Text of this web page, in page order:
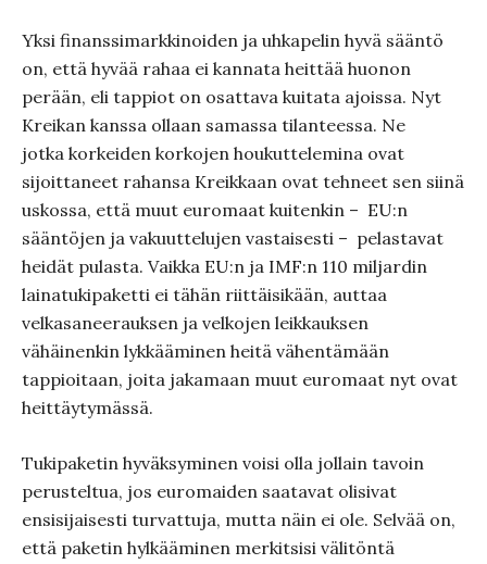
Yksi finanssimarkkinoiden ja uhkapelin hyvä sääntö
on, että hyvää rahaa ei kannata heittää huonon
perään, eli tappiot on osattava kuitata ajoissa. Nyt
Kreikan kanssa ollaan samassa tilanteessa. Ne
jotka korkeiden korkojen houkuttelemina ovat
sijoittaneet rahansa Kreikkaan ovat tehneet sen siinä
uskossa, että muut euromaat kuitenkin – EU:n
sääntöjen ja vakuuttelujen vastaisesti – pelastavat
heidät pulasta. Vaikka EU:n ja IMF:n 110 miljardin
lainatukipaketti ei tähän riittäisikään, auttaa
velkasaneerauksen ja velkojen leikkauksen
vähäinenkin lykkääminen heitä vähentämään
tappioitaan, joita jakamaan muut euromaat nyt ovat
heittäytymässä.
Tukipaketin hyväksyminen voisi olla jollain tavoin
perusteltua, jos euromaiden saatavat olisivat
ensisijaisesti turvattuja, mutta näin ei ole. Selvää on,
että paketin hylkääminen merkitsisi välitöntä